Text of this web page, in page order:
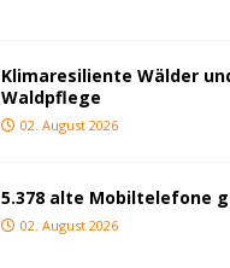
Klimaresiliente Wälder
Waldpflege
02. August 2026
5.378 alte Mobiltelefone
02. August 2026